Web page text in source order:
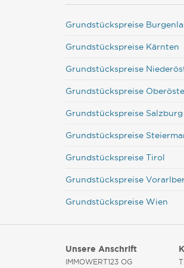
Grundstückspreise
Grundstückspreise Kärnten
Grundstückspreise
Grundstückspreise
Grundstückspreise Salzburg
Grundstückspreise
Grundstückspreise Tirol
Grundstückspreise
Grundstückspreise Wien
Unsere Anschrift
IMMOWERT123 OG